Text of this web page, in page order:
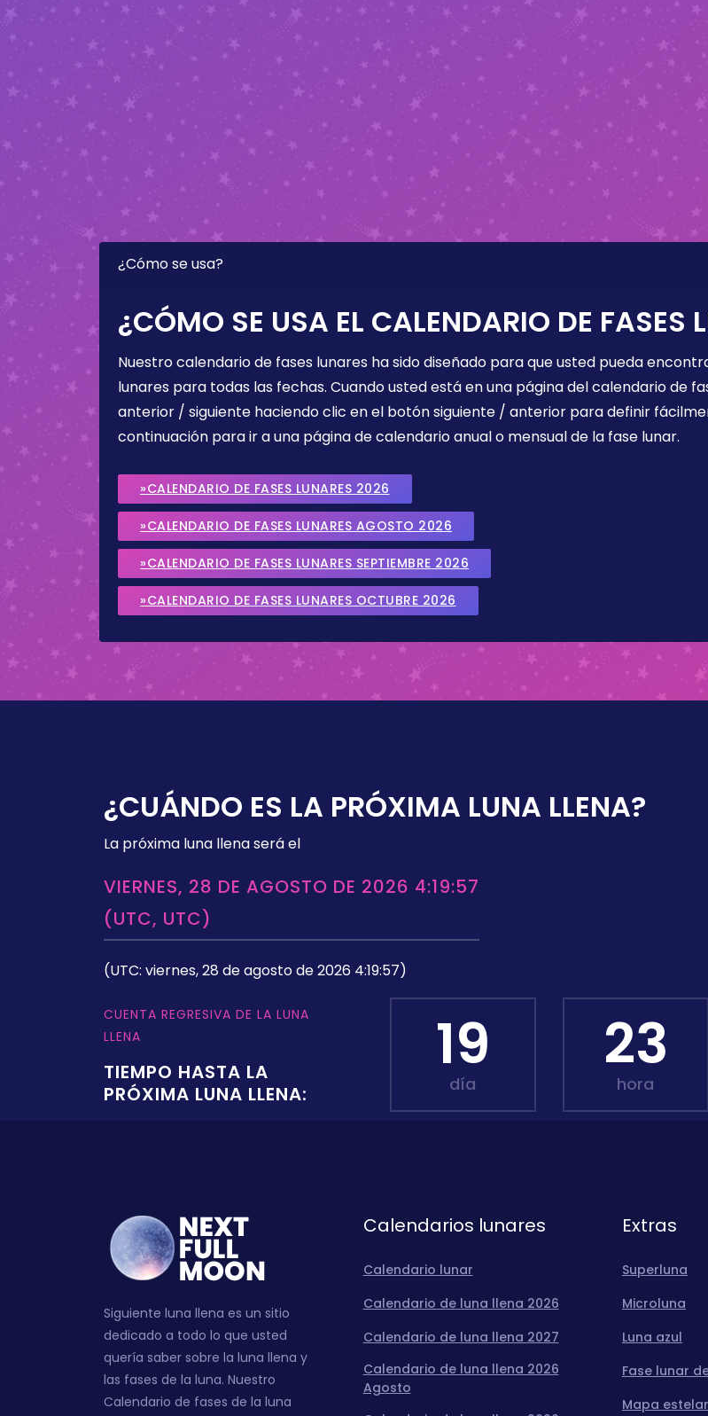
¿Cómo se usa?
¿CÓMO SE USA EL CALENDARIO DE FASES
Nuestro calendario de fases lunares ha sido diseñado para que usted pueda
lunares para todas las fechas. Cuando usted está en una página del calendario de
anterior / siguiente haciendo clic en el botón siguiente / anterior para definir
continuación para ir a una página de calendario anual o mensual de la fase lunar.
»CALENDARIO DE FASES LUNARES 2026
»CALENDARIO DE FASES LUNARES AGOSTO 2026
»CALENDARIO DE FASES LUNARES SEPTIEMBRE 2026
»CALENDARIO DE FASES LUNARES OCTUBRE 2026
¿CUÁNDO ES LA PRÓXIMA LUNA LLENA?
La próxima luna llena será el
VIERNES, 28 DE AGOSTO DE 2026 4:19:57
(UTC, UTC)
(UTC: viernes, 28 de agosto de 2026 4:19:57)
CUENTA REGRESIVA DE LA LUNA
LLENA
TIEMPO HASTA LA
PRÓXIMA LUNA LLENA:
19
día
23
hora
Siguiente luna llena es un sitio
dedicado a todo lo que usted
quería saber sobre la luna llena y
las fases de la luna. Nuestro
Calendario de fases de la luna
Calendarios lunares
Calendario lunar
Calendario de luna llena 2026
Calendario de luna llena 2027
Calendario de luna llena 2026
Agosto
Extras
Superluna
Microluna
Luna azul
Fase lunar
Mapa estelar